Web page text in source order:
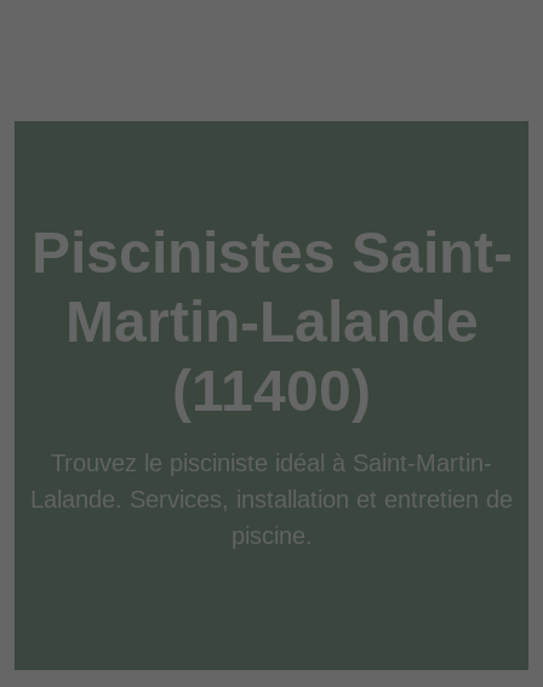
Piscinistes Saint-
Martin-Lalande
(11400)
Trouvez le pisciniste idéal à Saint-Martin-
Lalande. Services, installation et entretien de
piscine.